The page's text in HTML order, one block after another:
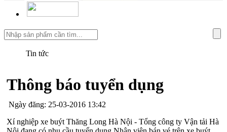
Tin tức
Thông báo tuyển dụng
Ngày đăng: 25-03-2016 13:42
Xí nghiệp xe buýt Thăng Long Hà Nội - Tổng công ty Vận tải Hà